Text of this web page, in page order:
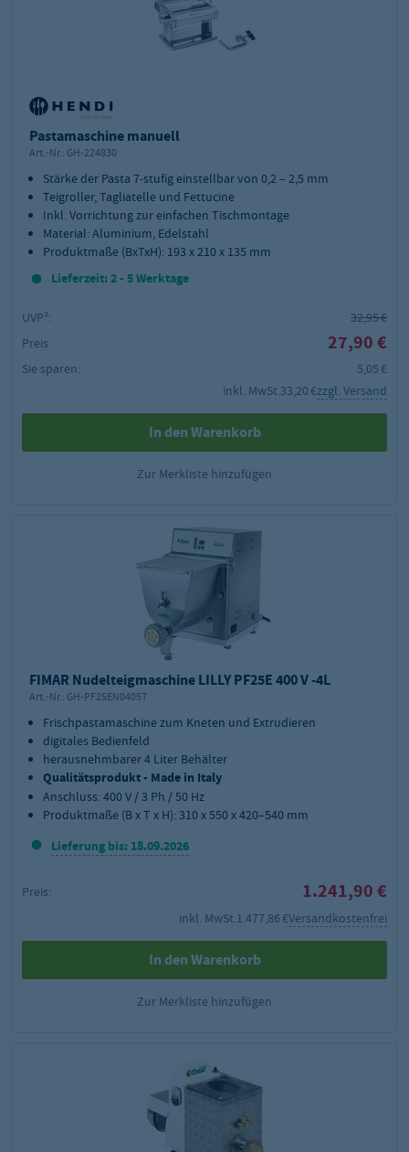
Pastamaschine manuell
Art.-Nr.: GH-224830
Stärke der Pasta 7-stufig einstellbar von 0,2 – 2,5 mm
Teigroller, Tagliatelle und Fettucine
Inkl. Vorrichtung zur einfachen Tischmontage
Material: Aluminium, Edelstahl
Produktmaße (BxTxH): 193 x 210 x 135 mm
Lieferzeit: 2 - 5 Werktage
UVP²:
32,95 €
Preis:
27,90 €
Sie sparen:
5,05 €
inkl. MwSt.33,20 €zzgl. Versand
In den Warenkorb
Zur Merkliste hinzufügen
FIMAR Nudelteigmaschine LILLY PF25E 400 V -4L
Art.-Nr.: GH-PF25EN0405T
Frischpastamaschine zum Kneten und Extrudieren
digitales Bedienfeld
herausnehmbarer 4 Liter Behälter
Qualitätsprodukt - Made in Italy
Anschluss: 400 V / 3 Ph / 50 Hz
Produktmaße (B x T x H): 310 x 550 x 420–540 mm
Lieferung bis: 18.09.2026
Preis: 1.241,90 €
inkl. MwSt.1.477,86 €Versandkostenfrei
In den Warenkorb
Zur Merkliste hinzufügen